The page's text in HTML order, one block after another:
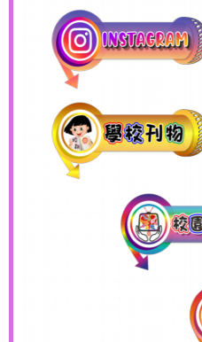
一年級中國傳統節